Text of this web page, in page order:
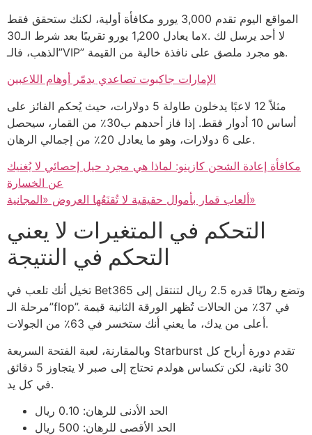
المواقع اليوم تقدم 3,000 يورو مكافأة أولية، لكنك ستحقق فقط
ما يعادل 1,200 يورو تقريبًا بعد شرط الـ30x. لا أحد يرسل لك
الذهب، فالـ”VIP” هو مجرد ملصق على نافذة خالية من القيمة.
الإمارات جاكبوت تصاعدي يدمّر أوهام اللاعبين
مثلاً 12 لاعبًا يدخلون طاولة 5 دولارات، حيث يُحكم الفائز على
أساس 10 أدوار فقط. إذا فاز أحدهم ب30٪ من القمار، سيحصل
على 6 دولارات، وهو ما يعادل 20٪ من إجمالي الرهان.
مكافأة إعادة الشحن كازينو: لماذا هي مجرد حيل إحصائي لا يُغنيك
عن الخسارة
ألعاب قمار بأموال حقيقية لا تُقنَعُها العروض «المجانية»
التحكم في المتغيرات لا يعني
التحكم في النتيجة
تخيل أنك تلعب في Bet365 وتضع رهانًا قدره 2.5 ريال لتنتقل إلى
مرحلة الـ”flop”. في 37٪ من الحالات تُظهر الورقة الثانية قيمة
أعلى من يدك، ما يعني أنك ستخسر في 63٪ من الجولات.
وبالمقارنة، لعبة الفتحة السريعة Starburst تقدم دورة أرباح كل
30 ثانية، لكن تكساس هولدم تحتاج إلى صبر لا يتجاوز 5 دقائق
في كل يد.
الحد الأدنى للرهان: 0.10 ريال
الحد الأقصى للرهان: 500 ريال